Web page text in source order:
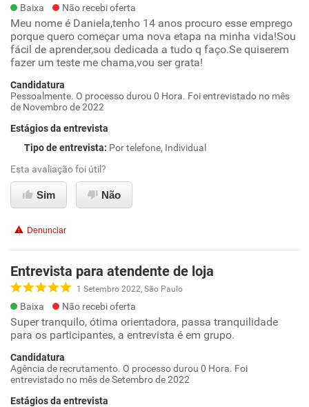
Baixa Não recebi oferta
Meu nome é Daniela,tenho 14 anos procuro esse emprego
porque quero começar uma nova etapa na minha vida!Sou
fácil de aprender,sou dedicada a tudo q faço.Se quiserem
fazer um teste me chama,vou ser grata!
Candidatura
Pessoalmente. O processo durou 0 Hora. Foi entrevistado no mês
de Novembro de 2022
Estágios da entrevista
Tipo de entrevista: Por telefone, Individual
Esta avaliação foi útil?
Sim Não
Denunciar
Entrevista para atendente de loja
1 Setembro 2022, São Paulo
Baixa Não recebi oferta
Super tranquilo, ótima orientadora, passa tranquilidade
para os participantes, a entrevista é em grupo.
Candidatura
Agência de recrutamento. O processo durou 0 Hora. Foi
entrevistado no mês de Setembro de 2022
Estágios da entrevista